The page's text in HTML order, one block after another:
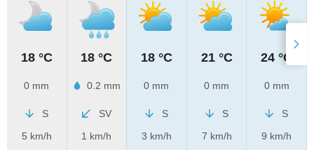
18 °C
0 mm
S
5 km/h
18 °C
0.2 mm
SV
1 km/h
18 °C
0 mm
S
3 km/h
21 °C
0 mm
S
7 km/h
24 °C
0 mm
S
9 km/h